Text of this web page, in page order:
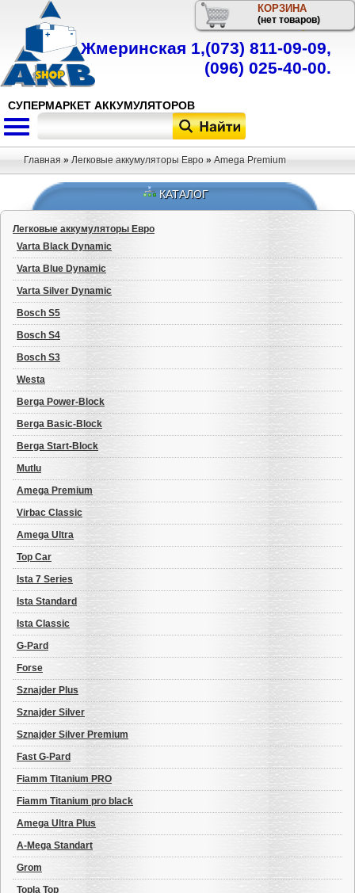
КОРЗИНА
(нет товаров)
СУПЕРМАРКЕТ АККУМУЛЯТОРОВ
Телефон
Жмеринская 1,(073) 811-09-09,
(096) 025-40-00.
Главная » Легковые аккумуляторы Евро » Amega Premium
КАТАЛОГ
Легковые аккумуляторы Евро
Varta Black Dynamic
Varta Blue Dynamic
Varta Silver Dynamic
Bosch S5
Bosch S4
Bosch S3
Westa
Berga Power-Block
Berga Basic-Block
Berga Start-Block
Mutlu
Amega Premium
Virbac Classic
Amega Ultra
Top Car
Ista 7 Series
Ista Standard
Ista Classic
G-Pard
Forse
Sznajder Plus
Sznajder Silver
Sznajder Silver Premium
Fast G-Pard
Fiamm Titanium PRO
Fiamm Titanium pro black
Amega Ultra Plus
A-Mega Standart
Grom
Topla Top